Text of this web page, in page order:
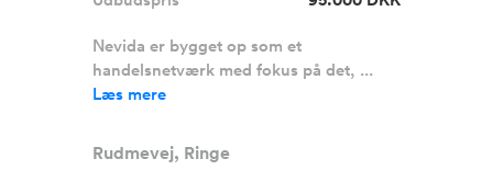
Nevida er bygget op som et
handelsnetværk med fokus på det, ...
Læs mere
Rudmevej, Ringe